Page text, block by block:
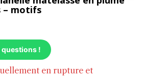
– motifs
questions !
en rupture et